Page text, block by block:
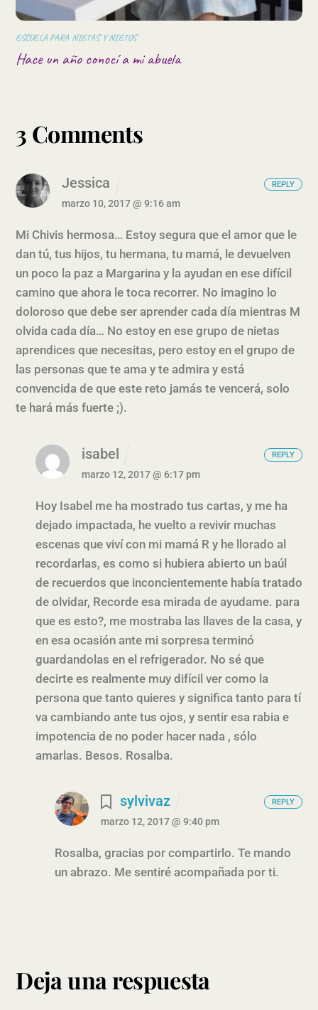
ESCUELA PARA NIETAS Y NIETOS
Hace un año conocí a mi abuela
3 Comments
Jessica
marzo 10, 2017 @ 9:16 am
Mi Chivis hermosa… Estoy segura que el amor que le
dan tú, tus hijos, tu hermana, tu mamá, le devuelven
un poco la paz a Margarina y la ayudan en ese difícil
camino que ahora le toca recorrer. No imagino lo
doloroso que debe ser aprender cada día mientras M
olvida cada día… No estoy en ese grupo de nietas
aprendices que necesitas, pero estoy en el grupo de
las personas que te ama y te admira y está
convencida de que este reto jamás te vencerá, solo
te hará más fuerte ;).
REPLY
isabel
marzo 12, 2017 @ 6:17 pm
Hoy Isabel me ha mostrado tus cartas, y me ha
dejado impactada, he vuelto a revivir muchas
escenas que viví con mi mamá R y he llorado al
recordarlas, es como si hubiera abierto un baúl
de recuerdos que inconcientemente había tratado
de olvidar, Recorde esa mirada de ayudame. para
que es esto?, me mostraba las llaves dela casa, y
en esa ocasión ante mi sorpresa terminó
guardandolas en el refrigerador. No sé que
decirte es realmente muy difícil ver como la
persona que tanto quieres y significa tanto para tí
va cambiando ante tus ojos, y sentir esa rabia e
impotencia de no poder hacer nada , sólo
amarlas. Besos. Rosalba.
REPLY
sylvivaz
marzo 12, 2017 @ 9:40 pm
Rosalba, gracias por compartirlo. Te mando
un abrazo. Me sentiré acompañada por ti.
REPLY
Deja una respuesta